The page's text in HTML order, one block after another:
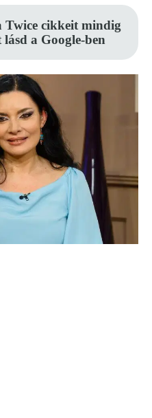
Twice cikkeit mindig
a Google-ben